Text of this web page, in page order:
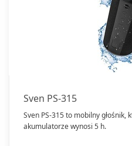
Sven PS-315
Sven PS-315 to mobilny głośnik,
akumulatorze wynosi 5 h.